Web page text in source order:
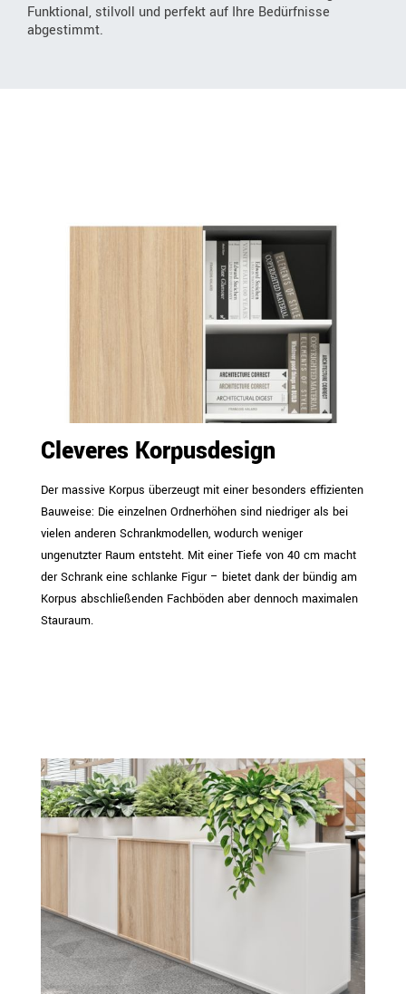
Funktional, stilvoll und perfekt auf Ihre Bedürfnisse
abgestimmt.
Cleveres Korpusdesign
Der massive Korpus überzeugt mit einer besonders effizienten
Bauweise: Die einzelnen Ordnerhöhen sind niedriger als bei
vielen anderen Schrankmodellen, wodurch weniger
ungenutzter Raum entsteht. Mit einer Tiefe von 40 cm macht
der Schrank eine schlanke Figur – bietet dank der bündig am
Korpus abschließenden Fachböden aber dennoch maximalen
Stauraum.